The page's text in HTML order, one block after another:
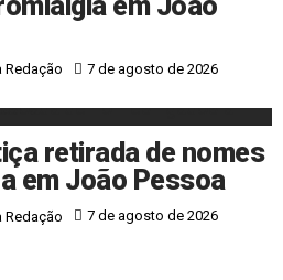
Redação 7 de agosto de 2026
retirada de nomes
em João Pessoa
Redação 7 de agosto de 2026